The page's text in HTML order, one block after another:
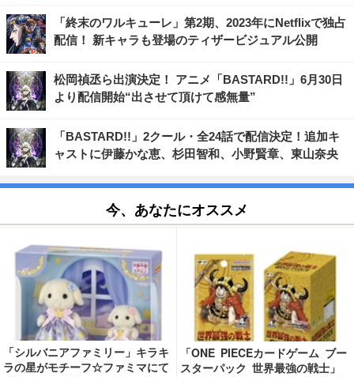
「終末のワルキューレ」第2期、2023年にNetflixで独占
配信！ 新キャラも登場のティザービジュアル公開
松岡禎丞ら出演決定！ アニメ「BASTARD!!」6月30日
より配信開始“出させて頂けて感無量”
「BASTARD!!」2クール・全24話で配信決定！追加キ
ャストに伊藤かな恵、杉田智和、小野賢章、東山奈央
今、あなたにオススメ
「シルバニアファミリー」キラキ
ラの星がモチーフ☆ファミマにて
「ONE PIECEカードゲーム ブー
スターパック 世界最強の戦士」